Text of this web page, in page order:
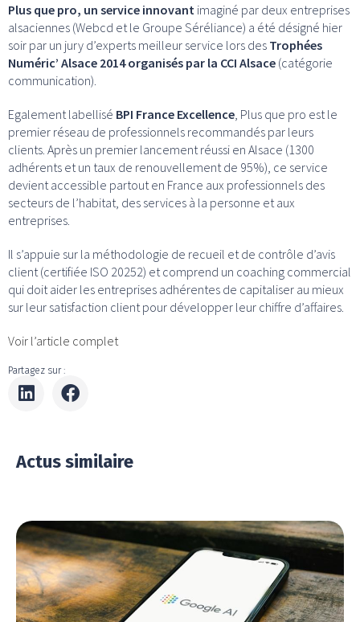
Plus que pro, un service innovant imaginé par deux entreprises
alsaciennes (Webcd et le Groupe Séréliance) a été désigné hier
soir par un jury d’experts meilleur service lors des Trophées
Numéric’ Alsace 2014 organisés par la CCI Alsace (catégorie
communication).
Egalement labellisé BPI France Excellence , Plus que pro est le
premier réseau de professionnels recommandés par leurs
clients. Après un premier lancement réussi en Alsace (1300
adhérents et un taux de renouvellement de 95%), ce service
devient accessible partout en France aux professionnels des
secteurs de l’habitat, des services à la personne et aux
entreprises.
Il s’appuie sur la méthodologie de recueil et de contrôle d’avis
client (certifiée ISO 20252) et comprend un coaching commercial
qui doit aider les entreprises adhérentes de capitaliser au mieux
sur leur satisfaction client pour développer leur chiffre d’affaires.
Voir l’article complet
Partagez sur :
Actus similaire